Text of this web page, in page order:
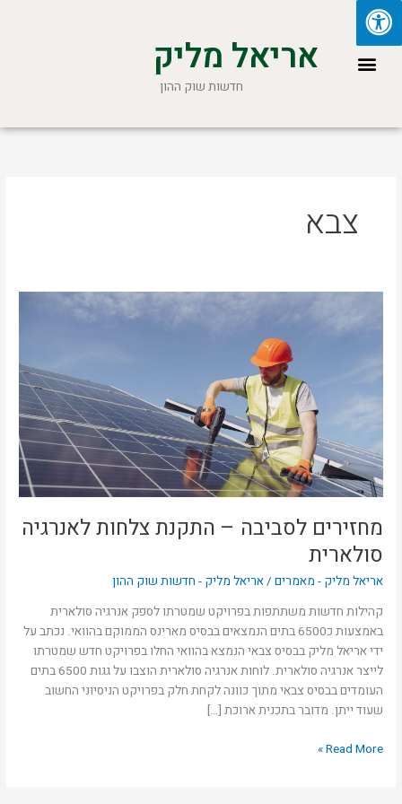
דילוג
לתוכן
תפריטאריאל מליק
חדשות שוק ההון
צבא
מחזירים לסביבה – התקנת צלחות לאנרגיה
סולארית
אריאל מליק - מאמרים /אריאל מליק - חדשות שוק ההון
קהילות חדשות משתתפות בפרויקט שמטרתו לספק אנרגיה סולארית
באמצעות כ6500 בתים הנמצאים בבסיס מארינס הממוקם בהוואי. נכתב על
ידי אריאל מליק בבסיס צבאי הנמצא בהוואי החלו בפרויקט חדש שמטרתו
לייצר אנרגיה סולארית. לוחות אנרגיה סולארית הוצבו על גגות 6500 בתים
העומדים בבסיס צבאי מתוך כוונה לקחת חלק בפרויקט הניסיוני החשוב
שעוד ייתן. מדובר בתכנית ארוכת […]
לסביבה
התקנת
צלחות
לאנרגיה
Read More »